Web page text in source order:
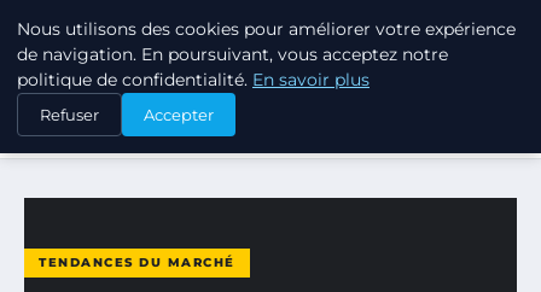
TUEZ-LES TOUS
ACCUEIL
TENDANCES DU MARCHÉ
SAISIR L’AVENIR : STRATÉGIES POUR ANTICIPER LES…
TENDANCES DU MARCHÉ
Nous utilisons des cookies pour améliorer votre expérience
de navigation. En poursuivant, vous acceptez notre
politique de confidentialité. En savoir plus
Refuser Accepter